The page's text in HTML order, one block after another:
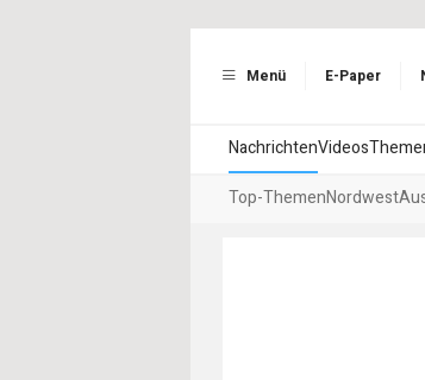
Menü E-Paper
NachrichtenVideos
Top-ThemenNordwest